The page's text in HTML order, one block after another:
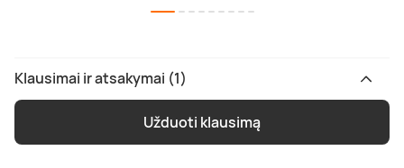
Klausimai ir atsakymai (1)
Užduoti klausimą